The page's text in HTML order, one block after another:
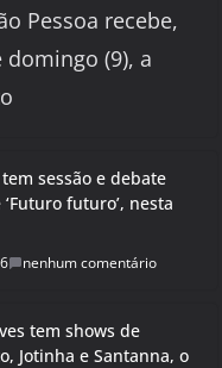
Pessoa recebe,
domingo (9), a
sessão e debate
futuro’, nesta
nenhum comentário
tem shows de
Jotinha e Santanna, o